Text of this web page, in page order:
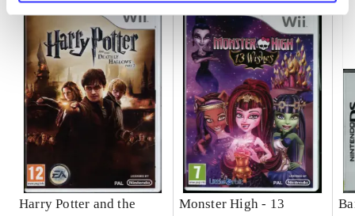
Harry Potter and the
Monster High - 13